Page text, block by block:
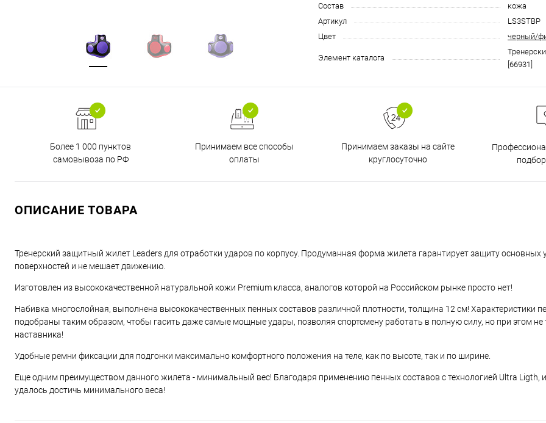
Состав
кожа
Артикул
LS3STBP
Цвет
черный/
Элемент каталога
[66931]
Более 1 000 пунктов
самовывоза по РФ
Принимаем все способы
оплаты
Принимаем заказы на сайте
круглосуточно
ОПИСАНИЕ ТОВАРА
Тренерский защитный жилет Leaders для отработки ударов по корпусу. Продуманная форма жилета гарантирует защиту основных
поверхностей и не мешает движению.
Изготовлен из высококачественной натуральной кожи Premium класса, аналогов которой на Российском рынке просто нет!
Набивка многослойная, выполнена высококачественных пенных составов различной плотности, толщина 12 см! Характеристики
подобраны таким образом, чтобы гасить даже самые мощные удары, позволяя спортсмену работать в полную силу, но при этом не
наставника!
Удобные ремни фиксации для подгонки максимально комфортного положения на теле, как по высоте, так и по ширине.
Еще одним преимуществом данного жилета - минимальный вес! Благодаря применению пенных составов с технологией Ultra Ligth,
удалось достичь минимального веса!